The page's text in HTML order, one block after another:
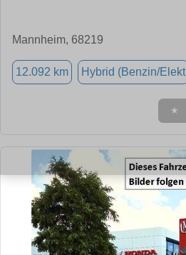
Mannheim, 68219
12.092 km Hybrid (Benzin/Elekt
★